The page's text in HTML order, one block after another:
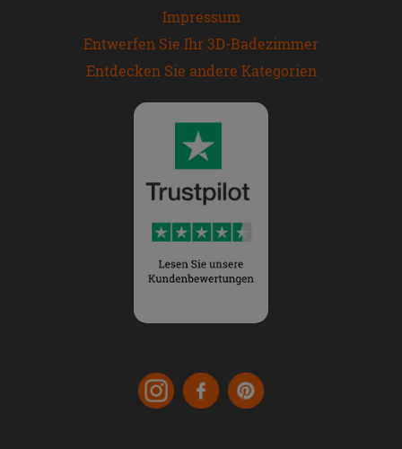
Impressum
Entwerfen Sie Ihr 3D-Badezimmer
Entdecken Sie andere Kategorien